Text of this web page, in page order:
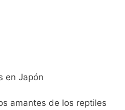
amantes de los reptiles